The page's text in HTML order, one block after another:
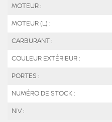
MOTEUR :
MOTEUR (L) :
CARBURANT :
COULEUR EXTÉRIEUR :
PORTES :
NUMÉRO DE STOCK :
NIV :